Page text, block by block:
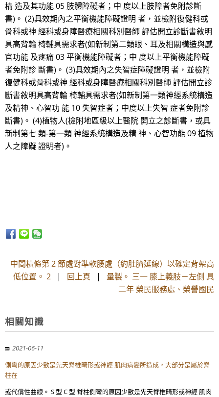
構 造及其功能 05 肢體障礙者；中 度以上肢障者免附診斷
書)。 (2)具效期內之平衡機能障礙證明 者，並檢附復健科或
骨科或神 經科或身障醫療相關科別醫師 評估開立診斷書敘明
具高背輪 椅輔具需求者(如新制第二類眼、耳及相關構造與感
官功能 及疼痛 03 平衡機能障礙者；中 度以上平衡機能障礙
者免附診 斷書)。 (3)具效期內之失智症障礙證明 者，並檢附
復健科或骨科或神 經科或身障醫療相關科別醫師 評估開立診
斷書敘明具高背輪 椅輔具需求者(如新制第一類神經系統構造
及精神、心智功 能 10 失智症者；中度以上失智 症者免附診
斷書)。 (4)植物人(檢附地區級以上醫院 開立之診斷書，或具
新制第七 類-第一類 神經系統構造及精 神、心智功能 09 植物
人之障礙 證明者)。
中間橫條第 2 節處對準軟腰處（約肚臍延線）以確定背架高
低位置。 2 | 回上頁 | 量製。 三一 膝上義肢－左側 具
二年 榮民服務處、榮譽國民
相關知識
2021-06-11
側彎的原因少數是先天脊椎畸形或神經 肌肉病變所造成，大部分是屬於脊
柱在
或代償性曲線。 S 型 C 型 脊柱側彎的原因少數是先天脊椎畸形或神經 肌肉